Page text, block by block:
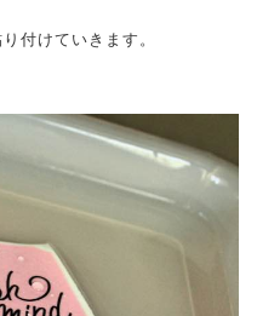
付けていきます。